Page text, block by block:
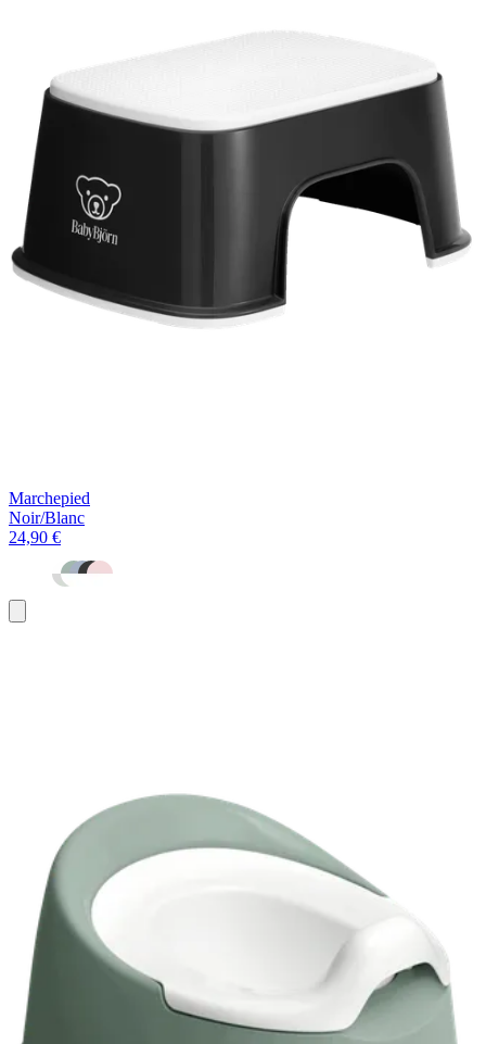
Marchepied
Noir/Blanc
24,90 €
au